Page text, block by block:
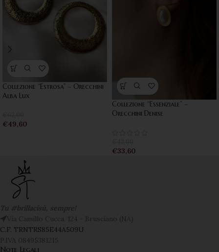
Collezione “Estrosa” – Orecchini
Alba Lux
€49,60
Collezione “Essenziale” –
Orecchini Denise
€33,60
C.F. TRNTRS85E44A509U
Note Legali